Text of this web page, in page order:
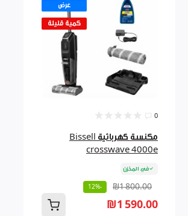
عرض
كمية قليلة
0
مكنسة كهربائية Bissell
crosswave 4000e
في المخزن
₪1 800.00
-12%
₪1 590.00